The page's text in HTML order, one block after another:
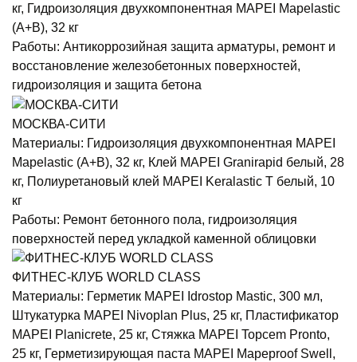
кг, Гидроизоляция двухкомпонентная MAPEI Mapelastic
(А+B), 32 кг
Работы: Антикоррозийная защита арматуры, ремонт и
восстановление железобетонных поверхностей,
гидроизоляция и защита бетона
МОСКВА-СИТИ
Материалы: Гидроизоляция двухкомпонентная MAPEI
Mapelastic (А+B), 32 кг, Клей MAPEI Granirapid белый, 28
кг, Полиуретановый клей MAPEI Keralastic T белый, 10
кг
Работы: Ремонт бетонного пола, гидроизоляция
поверхностей перед укладкой каменной облицовки
ФИТНЕС-КЛУБ WORLD CLASS
Материалы: Герметик MAPEI Idrostop Mastic, 300 мл,
Штукатурка MAPEI Nivoplan Plus, 25 кг, Пластификатор
MAPEI Planicrete, 25 кг, Стяжка MAPEI Topcem Pronto,
25 кг, Герметизирующая паста MAPEI Mapeproof Swell,